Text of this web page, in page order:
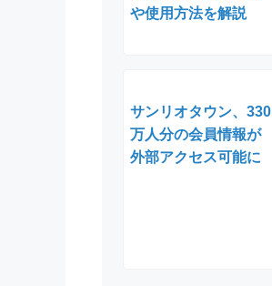
や使用方法を解説
サンリオタウン、330
万人分の会員情報が
外部アクセス可能に